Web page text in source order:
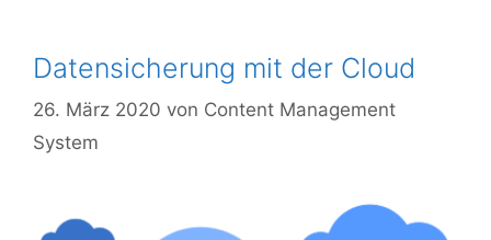
Datensicherung mit der Cloud
26. März 2020 von Content Management
System